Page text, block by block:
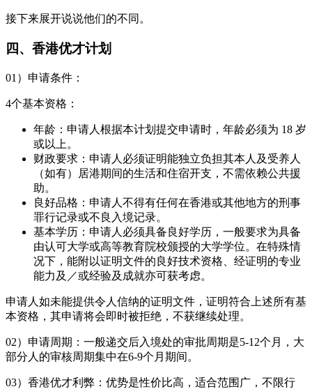
接下来展开说说他们的不同。
四、香港优才计划
01）申请条件：
4个基本资格：
年龄：申请人根据本计划提交申请时，年龄必须为 18 岁
或以上。
财政要求：申请人必须证明能独立负担其本人及受养人
（如有）居港期间的生活和住宿开支，不需依赖公共援
助。
良好品格：申请人不得有任何在香港或其他地方的刑事
罪行记录或不良入境记录。
基本学历：申请人必须具备良好学历，一般要求为具备
由认可大学或高等教育院校颁授的大学学位。在特殊情
况下，能附以证明文件的良好技术资格、经证明的专业
能力及／或经验及成就亦可获考虑。
申请人如未能提供令人信纳的证明文件，证明符合上述所有基
本资格，其申请将会即时被拒绝，不获继续处理。
02）申请周期：一般递交后入境处的审批周期是5-12个月，大
部分人的审核周期集中在6-9个月期间。
03）香港优才利弊：优势是性价比高，适合范围广，不限行